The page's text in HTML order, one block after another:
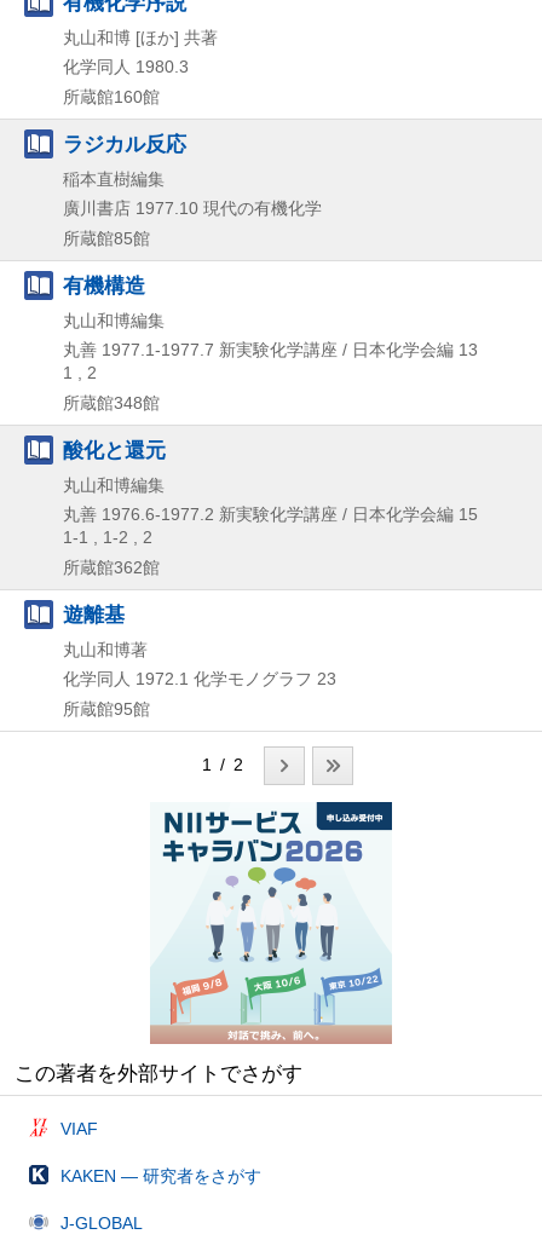
丸山和博 [ほか] 共著
化学同人 1980.3
所蔵館160館
ラジカル反応
稲本直樹編集
廣川書店 1977.10 現代の有機化学
所蔵館85館
有機構造
丸山和博編集
丸善 1977.1-1977.7 新実験化学講座 / 日本化学会編 13
1 , 2
所蔵館348館
酸化と還元
丸山和博編集
丸善 1976.6-1977.2 新実験化学講座 / 日本化学会編 15
1-1 , 1-2 , 2
所蔵館362館
遊離基
丸山和博著
化学同人 1972.1 化学モノグラフ 23
所蔵館95館
1 / 2
この著者を外部サイトでさがす
VIAF
KAKEN — 研究者をさがす
J-GLOBAL